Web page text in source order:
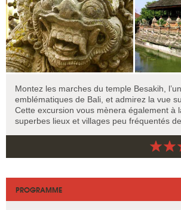
Montez les marches du temple Besakih,
emblématiques de Bali, et admirez la vue
Cette excursion vous mènera également à
superbes lieux et villages peu fréquentés de
PROGRAMME